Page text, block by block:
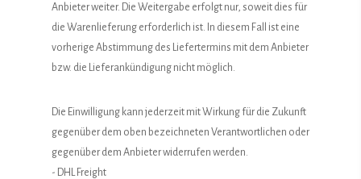
Anbieter weiter. Die Weitergabe erfolgt nur, soweit dies für
die Warenlieferung erforderlich ist. In diesem Fall ist eine
vorherige Abstimmung des Liefertermins mit dem Anbieter
bzw. die Lieferankündigung nicht möglich.
Die Einwilligung kann jederzeit mit Wirkung für die Zukunft
gegenüber dem oben bezeichneten Verantwortlichen oder
gegenüber dem Anbieter widerrufen werden.
- DHL Freight